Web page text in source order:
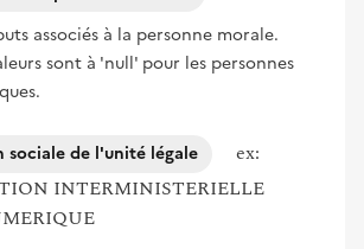
associés à la personne morale.
sont à 'null' pour les personnes
sociale de l'unité légale
ex:
INTERMINISTERIELLE